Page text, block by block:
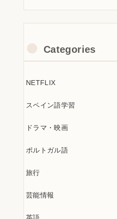
Categories
NETFLIX
スペイン語学習
ドラマ・映画
ポルトガル語
旅行
芸能情報
英語